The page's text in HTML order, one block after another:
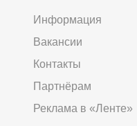
Информация
Вакансии
Контакты
Партнёрам
Реклама в «Ленте»